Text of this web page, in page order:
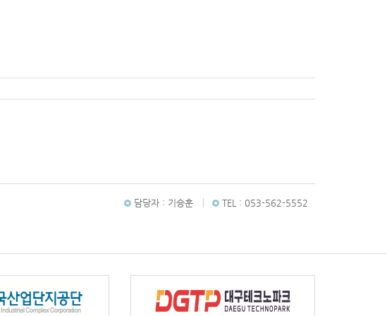
담당자 : 기승훈 TEL : 053-562-5552